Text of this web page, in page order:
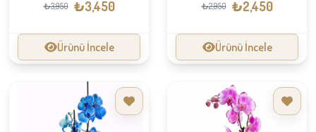
₺3,950 ₺3,450
Ürünü İncele
₺2,950 ₺2,450
Ürünü İncele